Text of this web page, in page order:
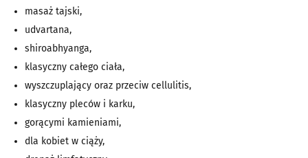
masaż tajski,
udvartana,
shiroabhyanga,
klasyczny całego ciała,
wyszczuplający oraz przeciw cellulitis,
klasyczny pleców i karku,
gorącymi kamieniami,
dla kobiet w ciąży,